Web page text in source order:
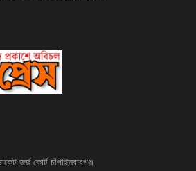
জর্জ কোর্ট চাঁপাইনবাবগঞ্জ